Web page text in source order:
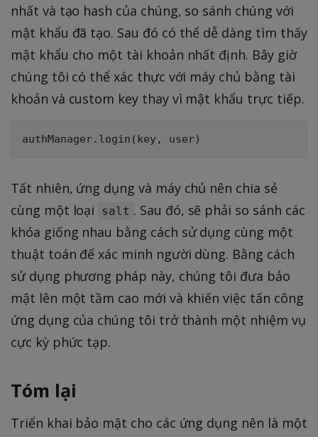
nhất và tạo hash của chúng, so sánh chúng với
mật khẩu đã tạo. Sau đó có thể dễ dàng tìm thấy
mật khẩu cho một tài khoản nhất định. Bây giờ
chúng tôi có thể xác thực với máy chủ bằng tài
khoản và custom key thay vì mật khẩu trực tiếp.
Tất nhiên, ứng dụng và máy chủ nên chia sẻ
cùng một loại
salt . Sau đó, sẽ phải so sánh các
khóa giống nhau bằng cách sử dụng cùng một
thuật toán để xác minh người dùng. Bằng cách
sử dụng phương pháp này, chúng tôi đưa bảo
mật lên một tầm cao mới và khiến việc tấn công
ứng dụng của chúng tôi trở thành một nhiệm vụ
cực kỳ phức tạp.
Tóm lại
Triển khai bảo mật cho các ứng dụng nên là một